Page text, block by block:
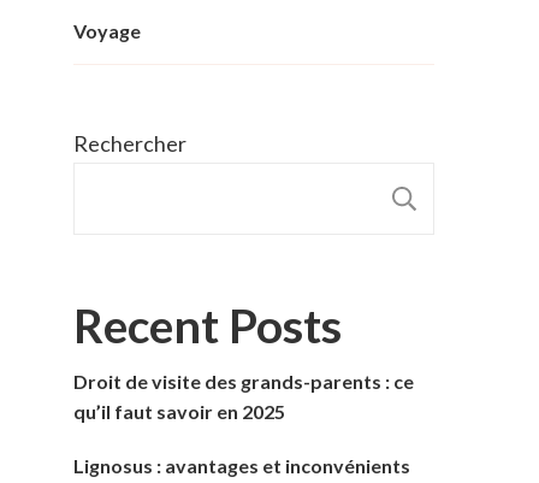
Voyage
Rechercher
Recent Posts
Droit de visite des grands-parents : ce
qu’il faut savoir en 2025
Lignosus : avantages et inconvénients